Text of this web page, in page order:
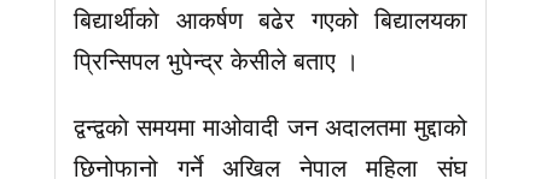
बिद्यार्थीकाे आकर्षण बढेर गएको बिद्यालयका
प्रिन्सिपल भुपेन्द्र केसीले बताए ।
द्वन्द्वकाे समयमा माआ‌ेवादी जन अदालतमा मुद्दाको
छिनोफानो गर्ने अखिल नेपाल महिला संघ